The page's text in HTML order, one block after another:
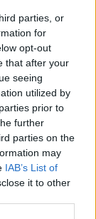
parties, or
for
opt-out
that after your
seeing
utilized by
prior to
further
parties on the
may
IAB’s List of
it to other
TecnoGazzetta?